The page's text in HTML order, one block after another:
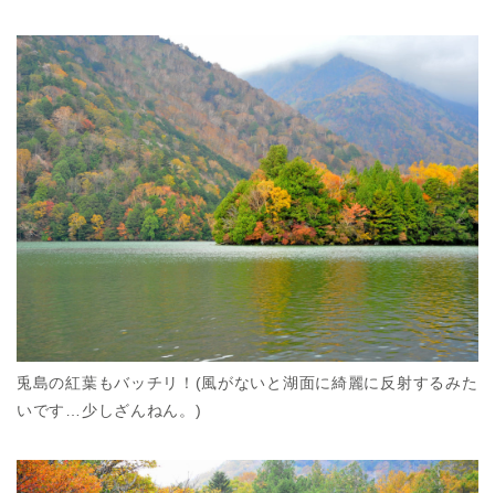
兎島の紅葉もバッチリ！(風がないと湖面に綺麗に反射するみた
いです…少しざんねん。)